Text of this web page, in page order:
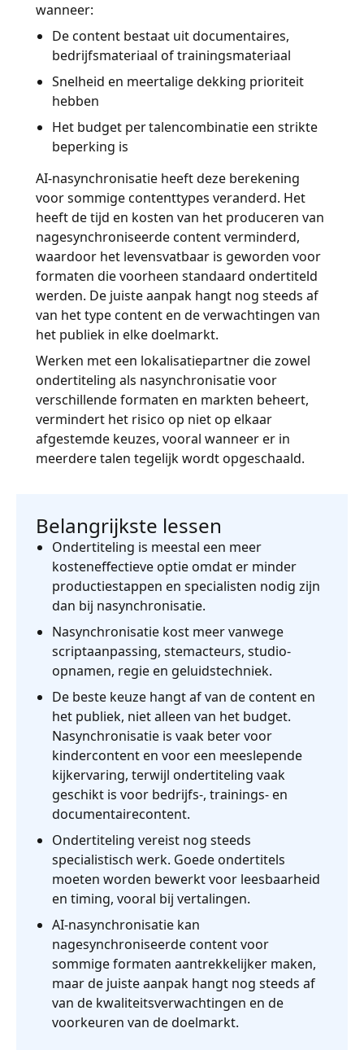
wanneer:
De content bestaat uit documentaires,
bedrijfsmateriaal of trainingsmateriaal
Snelheid en meertalige dekking prioriteit
hebben
Het budget per talencombinatie een strikte
beperking is
AI-nasynchronisatie heeft deze berekening
voor sommige contenttypes veranderd. Het
heeft de tijd en kosten van het produceren van
nagesynchroniseerde content verminderd,
waardoor het levensvatbaar is geworden voor
formaten die voorheen standaard ondertiteld
werden. De juiste aanpak hangt nog steeds af
van het type content en de verwachtingen van
het publiek in elke doelmarkt.
Werken met een lokalisatiepartner die zowel
ondertiteling als nasynchronisatie voor
verschillende formaten en markten beheert,
vermindert het risico op niet op elkaar
afgestemde keuzes, vooral wanneer er in
meerdere talen tegelijk wordt opgeschaald.
Belangrijkste lessen
Ondertiteling is meestal een meer
kosteneffectieve optie omdat er minder
productiestappen en specialisten nodig zijn
dan bij nasynchronisatie.
Nasynchronisatie kost meer vanwege
scriptaanpassing, stemacteurs, studio-
opnamen, regie en geluidstechniek.
De beste keuze hangt af van de content en
het publiek, niet alleen van het budget.
Nasynchronisatie is vaak beter voor
kindercontent en voor een meeslepende
kijkervaring, terwijl ondertiteling vaak
geschikt is voor bedrijfs-, trainings- en
documentairecontent.
Ondertiteling vereist nog steeds
specialistisch werk. Goede ondertitels
moeten worden bewerkt voor leesbaarheid
en timing, vooral bij vertalingen.
AI-nasynchronisatie kan
nagesynchroniseerde content voor
sommige formaten aantrekkelijker maken,
maar de juiste aanpak hangt nog steeds af
van de kwaliteitsverwachtingen en de
voorkeuren van de doelmarkt.